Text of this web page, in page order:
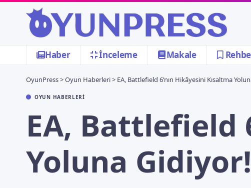
Haber İnceleme Makale
OyunPress>Oyun Haberleri> EA, Battlefield 6’nın Hikâyesini Kısaltma
OYUN HABERLERI
EA, Battlefield
Yoluna